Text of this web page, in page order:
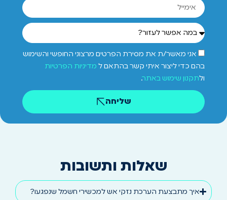
אני מאשר/ת את מסירת הפרטים מרצוני החופשי והשימוש
בהם כדי ליצור איתי קשר בהתאם ל מדיניות הפרטיות
ולתקנון שימוש באתר.
שליחה
שאלות ותשובות
איך מתבצעת הערכת נזקי אש למכשירי חשמל שנפגעו?